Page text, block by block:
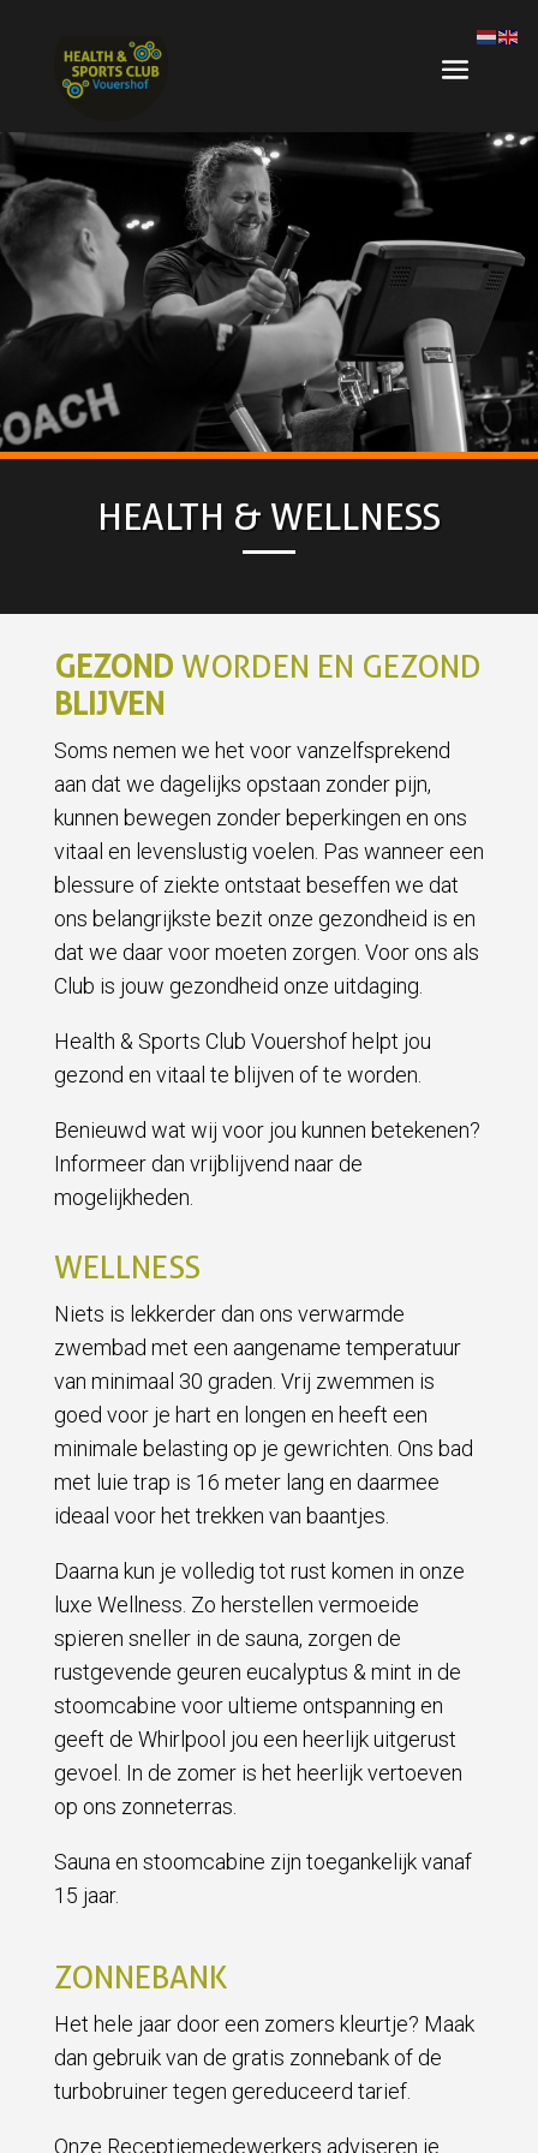
HEALTH & WELLNESS
GEZOND WORDEN EN GEZOND
BLIJVEN
Soms nemen we het voor vanzelfsprekend
aan dat we dagelijks opstaan zonder pijn,
kunnen bewegen zonder beperkingen en ons
vitaal en levenslustig voelen. Pas wanneer een
blessure of ziekte ontstaat beseffen we dat
ons belangrijkste bezit onze gezondheid is en
dat we daar voor moeten zorgen. Voor ons als
Club is jouw gezondheid onze uitdaging.
Health & Sports Club Vouershof helpt jou
gezond en vitaal te blijven of te worden.
Benieuwd wat wij voor jou kunnen betekenen?
Informeer dan vrijblijvend naar de
mogelijkheden.
WELLNESS
Niets is lekkerder dan ons verwarmde
zwembad met een aangename temperatuur
van minimaal 30 graden. Vrij zwemmen is
goed voor je hart en longen en heeft een
minimale belasting op je gewrichten. Ons bad
met luie trap is 16 meter lang en daarmee
ideaal voor het trekken van baantjes.
Daarna kun je volledig tot rust komen in onze
luxe Wellness. Zo herstellen vermoeide
spieren sneller in de sauna, zorgen de
rustgevende geuren eucalyptus & mint in de
stoomcabine voor ultieme ontspanning en
geeft de Whirlpool jou een heerlijk uitgerust
gevoel. In de zomer is het heerlijk vertoeven
op ons zonneterras.
Sauna en stoomcabine zijn toegankelijk vanaf
15 jaar.
ZONNEBANK
Het hele jaar door een zomers kleurtje? Maak
dan gebruik van de gratis zonnebank of de
turbobruiner tegen gereduceerd tarief.
Onze Receptiemedewerkers adviseren je